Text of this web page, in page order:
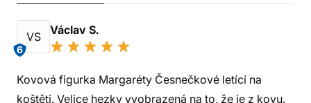
VS
6
Václav S.
Kovová figurka Margaréty Česnečkové letící na
koštěti. Velice hezky vyobrazená na to, že je z kovu.